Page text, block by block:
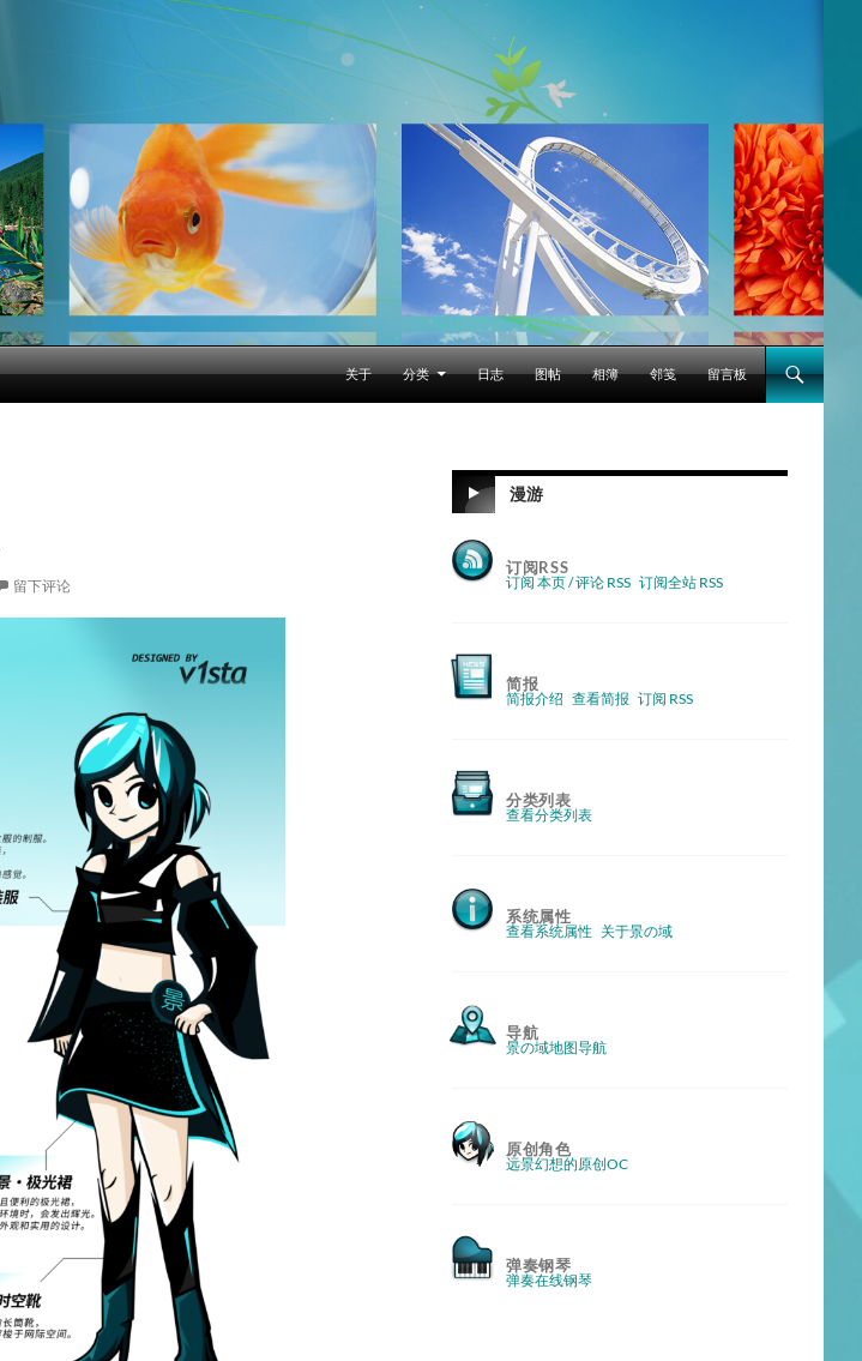
跳至正文
关于
分类 日志 图帖 相簿 邻笺 留言板
留下评论
漫游
订阅RSS
订阅 本页 / 评论 RSS 订阅全站 RSS
简报
简报介绍 查看简报 订阅 RSS
分类列表
查看分类列表
系统属性
查看系统属性 关于景の域
导航
景の域地图导航
原创角色
远景幻想的原创OC
弹奏钢琴
弹奏在线钢琴